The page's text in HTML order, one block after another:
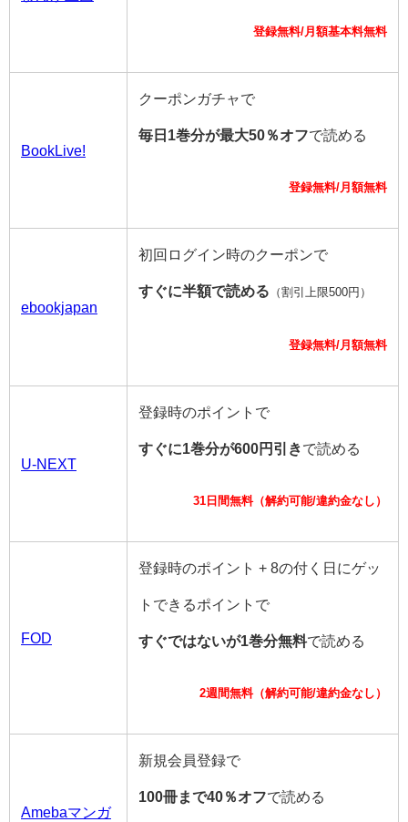
登録無料/月額基本料無料
BookLive!
クーポンガチャで
毎日1巻分が最大50％オフで読める
登録無料/月額無料
ebookjapan
初回ログイン時のクーポンで
すぐに半額で読める （割引上限500円）
登録無料/月額無料
U-NEXT
登録時のポイントで
すぐに1巻分が600円引きで読める
31日間無料（解約可能/違約金なし）
FOD
登録時のポイント + 8の付く日にゲッ
トできるポイントで
すぐではないが1巻分無料で読める
2週間無料（解約可能/違約金なし）
Amebaマンガ
新規会員登録で
100冊まで40％オフで読める